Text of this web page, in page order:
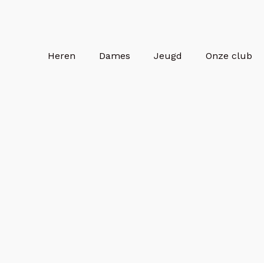
Heren Dames Jeugd Onze club